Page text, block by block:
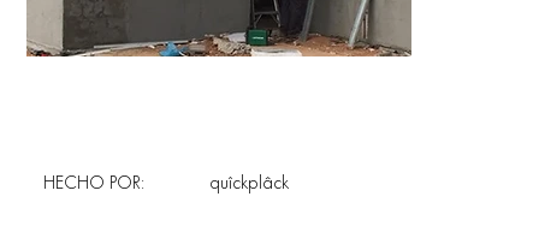
quîckplâck
HECHO POR: